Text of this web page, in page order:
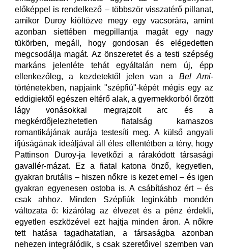
előképpel is rendelkező – többször visszatérő pillanat,
amikor Duroy kiöltözve megy egy vacsorára, amint
azonban siettében megpillantja magát egy nagy
tükörben, megáll, hogy gondosan és elégedetten
megcsodálja magát. Az önszeretet és a testi szépség
markáns jelenléte tehát egyáltalán nem új, épp
ellenkezőleg, a kezdetektől jelen van a Bel Ami-
történetekben, napjaink "szépfiú"-képét mégis egy az
eddigiektől egészen eltérő alak, a gyermekkorból őrzött
lágy vonásokkal megrajzolt arc és a
megkérdőjelezhetetlen fiatalság kamaszos
romantikájának aurája testesíti meg. A külső angyali
ifjúságának ideáljával áll éles ellentétben a tény, hogy
Pattinson Duroy-ja levetkőzi a rárakódott társasági
gavallér-mázat. Ez a fiatal katona önző, kegyetlen,
gyakran brutális – hiszen nőkre is kezet emel – és igen
gyakran egyenesen ostoba is. A csábításhoz ért – és
csak ahhoz. Minden Szépfiúk leginkább mondén
változata ő: kizárólag az élvezet és a pénz érdekli,
egyetlen eszközével ezt hajtja minden áron. A nőkre
tett hatása tagadhatatlan, a társaságba azonban
nehezen integrálódik, s csak szeretőivel szemben van